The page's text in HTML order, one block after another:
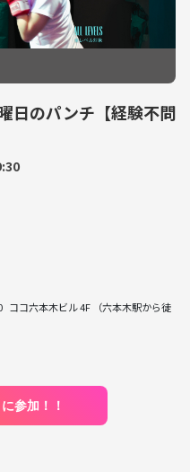
日のパンチ【経験不問
コ六本木ビル 4F （六本木駅から徒
参加！！